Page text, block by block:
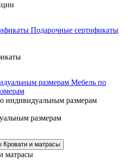
Подарочные сертификаты
Мебель по
размерам
Кровати и матрасы